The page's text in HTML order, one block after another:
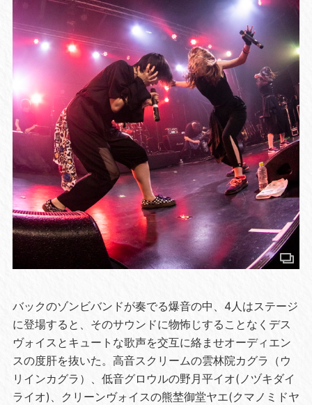
バックのゾンビバンドが奏でる爆音の中、4人はステージ
に登場すると、そのサウンドに物怖じすることなくデス
ヴォイスとキュートな歌声を交互に絡ませオーディエン
スの度肝を抜いた。高音スクリームの雲林院カグラ（ウ
リインカグラ）、低音グロウルの野月平イオ(ノヅキダイ
ライオ)、クリーンヴォイスの熊埜御堂ヤエ(クマノミドヤ